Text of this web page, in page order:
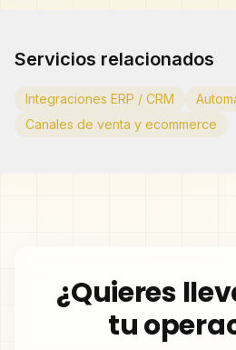
Servicios relacionados
Integraciones ERP / CRM
Canales de venta y ecommerce
¿Quieres
tu